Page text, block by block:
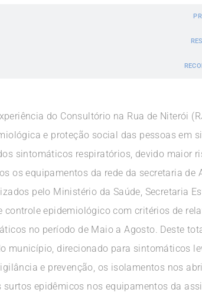
do Consultório na Rua de Niterói
e proteção social das pessoas em
sintomáticos respiratórios, devido maior
os equipamentos da rede da secretaria
pelo Ministério da Saúde, Secretaria
controle epidemiológico com critérios de
no período de Maio a Agosto. Deste
município, direcionado para sintomáticos
e prevenção, os isolamentos nos
surtos epidêmicos nos equipamentos da